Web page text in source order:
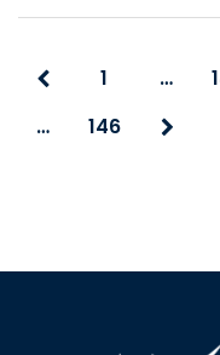
1 …
…
146